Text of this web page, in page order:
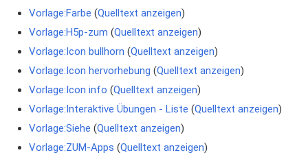
Vorlage:Farbe (Quelltext anzeigen)
Vorlage:H5p-zum (Quelltext anzeigen)
Vorlage:Icon bullhorn (Quelltext anzeigen)
Vorlage:Icon hervorhebung (Quelltext anzeigen)
Vorlage:Icon info (Quelltext anzeigen)
Vorlage:Interaktive Übungen - Liste (Quelltext anzeigen)
Vorlage:Siehe (Quelltext anzeigen)
Vorlage:ZUM-Apps (Quelltext anzeigen)